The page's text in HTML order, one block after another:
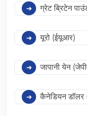
ग्रेट ब्रिटेन
यूरो (ईयूआर)
जापानी येन
कैनेडियन डॉलर